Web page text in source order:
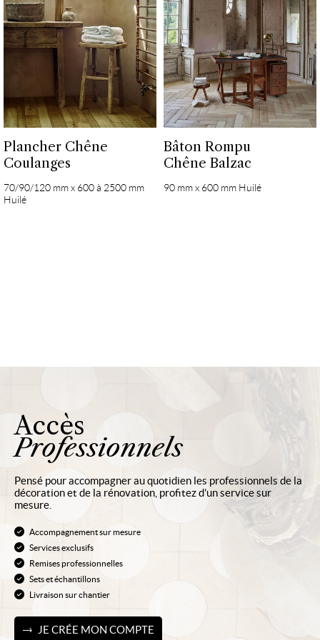
Plancher Chêne
Coulanges
70/90/120 mm x 600 à 2500 mm
Huilé
Bâton Rompu
Chêne Balzac
90 mm x 600 mm Huilé
Accès
Professionnels
Pensé pour accompagner au quotidien les professionnels de la
décoration et de la rénovation, profitez d’un service sur
mesure.
Accompagnement sur mesure
Services exclusifs
Remises professionnelles
Sets et échantillons
Livraison sur chantier
JE CRÉE MON COMPTE